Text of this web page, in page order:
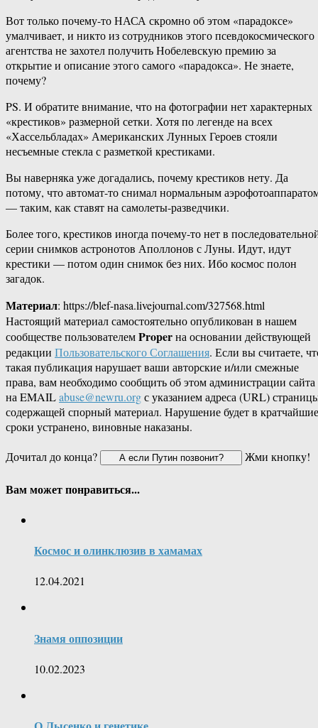
Вот только почему-то НАСА скромно об этом «парадоксе»
умалчивает, и никто из сотрудников этого псевдокосмического
агентства не захотел получить Нобелевскую премию за
открытие и описание этого самого «парадокса». Не знаете,
почему?
PS. И обратите внимание, что на фотографии нет характерных
«крестиков» размерной сетки. Хотя по легенде на всех
«Хассельбладах» Американских Лунных Героев стояли
несъемные стекла с разметкой крестиками.
Вы наверняка уже догадались, почему крестиков нету. Да
потому, что автомат-то снимал нормальным
— таким, как ставят на самолеты-разведчики.
Более того, крестиков иногда почему-то нет в
серии снимков астронотов Аполлонов с Луны. Идут, идут
крестики — потом один снимок без них. Ибо космос полон
загадок.
Материал: https://blef-nasa.livejournal.com/327568.html
Настоящий материал самостоятельно опубликован в нашем
сообществе пользователемProperна основании действующей
редакции Пользовательского Соглашения. Если вы считаете,
такая публикация нарушает ваши авторские и/или смежные
права, вам необходимо сообщить об этом администрации сайта
на EMAILabuse@newru.orgс указанием адреса (URL)
содержащей спорный материал. Нарушение будет в кратчайшие
сроки устранено, виновные наказаны.
Дочитал до конца?
Жми кнопку!
Вам может понравиться...
Космос и олинклюзив в хамамах
12.04.2021
Знамя оппозиции
10.02.2023